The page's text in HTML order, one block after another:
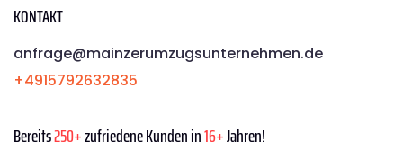
KONTAKT
anfrage@mainzerumzugsunternehmen.de
+4915792632835
Bereits250+zufriedene Kunden in16+Jahren!